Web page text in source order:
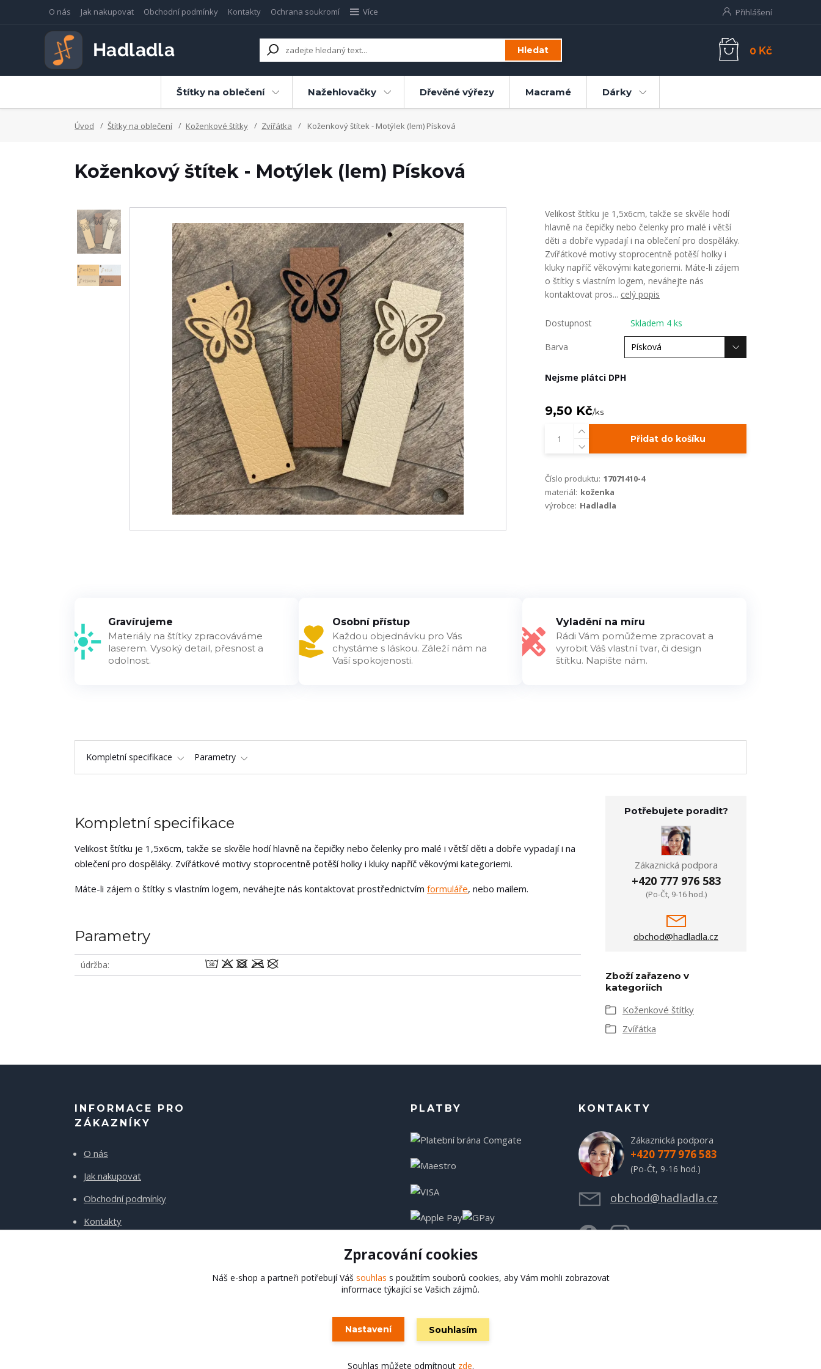
O nás Jak nakupovat Obchodní podmínky Kontakty Ochrana soukromí Více Přihlášení
Hledat 0 Kč
Štítky na oblečení Nažehlovačky Dřevěné výřezy Macramé Dárky
Úvod Štítky na oblečení Koženkové štítky Zvířátka Koženkový štítek - Motýlek (lem) Písková
Koženkový štítek - Motýlek (lem) Písková
Velikost štítku je 1,5x6cm, takže se skvěle hodí
hlavně na čepičky nebo čelenky pro malé i větší
děti a dobře vypadají i na oblečení pro dospěláky.
Zvířátkové motivy stoprocentně potěší holky i
kluky napříč věkovými kategoriemi. Máte-li zájem
o štítky s vlastním logem, neváhejte nás
kontaktovat pros... celý popis
Dostupnost Skladem 4 ks
Barva
Nejsme plátci DPH
9,50 Kč/ks
Přidat do košíku
Číslo produktu: 17071410-4
materiál: koženka
výrobce: Hadladla
Gravírujeme
Materiály na štítky zpracováváme
laserem. Vysoký detail, přesnost a
odolnost.
Osobní přístup
Každou objednávku pro Vás
chystáme s láskou. Záleží nám na
Vaší spokojenosti.
Vyladění na míru
Rádi Vám pomůžeme zpracovat a
vyrobit Váš vlastní tvar, či design
štítku. Napište nám.
Kompletní specifikace Parametry
Kompletní specifikace
Velikost štítku je 1,5x6cm, takže se skvěle hodí hlavně na čepičky nebo čelenky pro malé i větší děti a dobře vypadají i na
oblečení pro dospěláky. Zvířátkové motivy stoprocentně potěší holky i kluky napříč věkovými kategoriemi.
Máte-li zájem o štítky s vlastním logem, neváhejte nás kontaktovat prostřednictvím formuláře, nebo mailem.
Parametry
údržba wodmU
Potřebujete poradit?
Zákaznická podpora
+420 777 976 583
(Po-Čt, 9-16 hod.)
obchod@hadladla.cz
Zboží zařazeno v
kategoriích
Koženkové štítky
Zvířátka
INFORMACE PRO
ZÁKAZNÍKY
O nás
Jak nakupovat
Obchodní podmínky
Kontakty
PLATBY KONTAKTY
Zákaznická podpora
+420 777 976 583
(Po-Čt, 9-16 hod.)
obchod@hadladla.cz
Hadladla.cz
Zpracování cookies
Náš e-shop a partneři potřebují Váš souhlas s použitím souborů cookies, aby Vám mohli zobrazovat
informace týkající se Vašich zájmů.
Nastavení Souhlasím
Souhlas můžete odmítnout zde.